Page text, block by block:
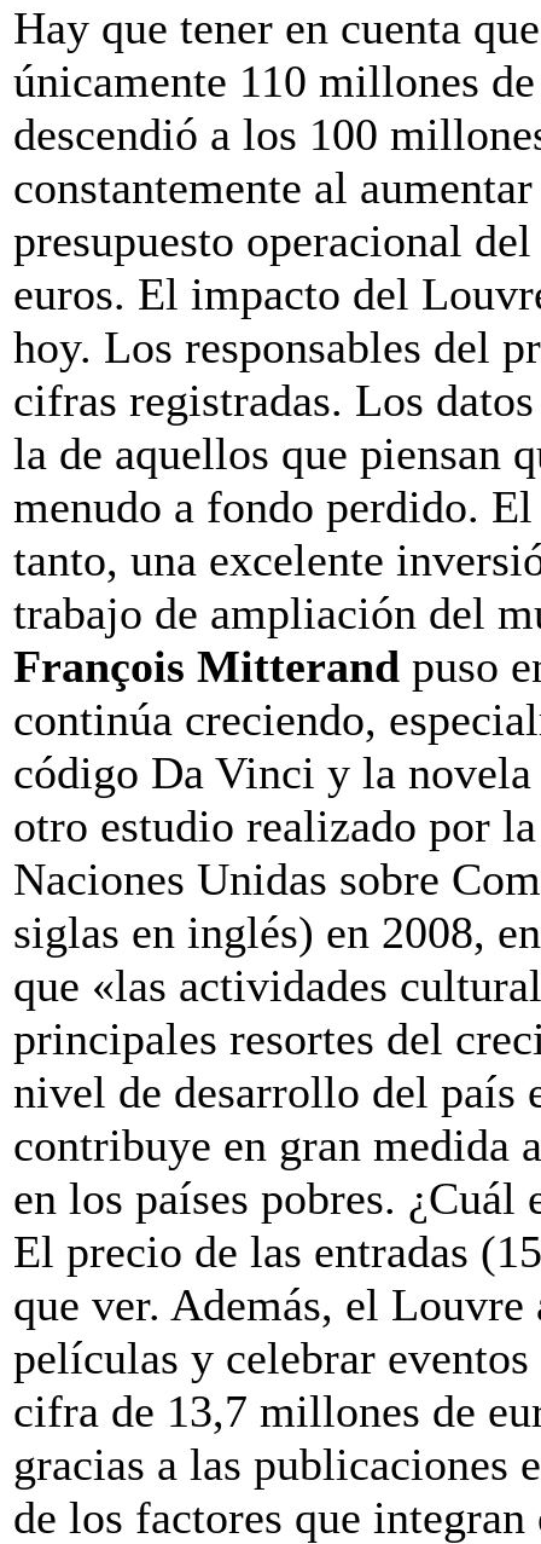
Hay que tener en cuenta
únicamente 110 millones
descendió a los 100
constantemente al
presupuesto operacional
euros. El impacto del
hoy. Los responsables del
cifras registradas. Los
la de aquellos que piensan
menudo a fondo perdido.
tanto, una excelente
trabajo de ampliación del
François Mitterand puso
continúa creciendo,
código Da Vinci y la
otro estudio realizado por
Naciones Unidas sobre
siglas en inglés) en 2008,
que «las actividades
principales resortes del
nivel de desarrollo del país
contribuye en gran medida
en los países pobres.
El precio de las entradas
que ver. Además, el
películas y celebrar
cifra de 13,7 millones de
gracias a las publicaciones
de los factores que